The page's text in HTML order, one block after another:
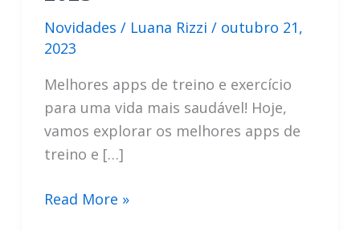
Novidades / Luana Rizzi / outubro 21,
2023
Melhores apps de treino e exercício
para uma vida mais saudável! Hoje,
vamos explorar os melhores apps de
treino e […]
Os
Read More »